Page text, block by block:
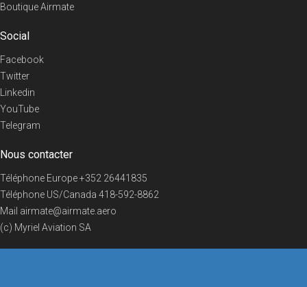
Boutique Airmate
Social
Facebook
Twitter
Linkedin
YouTube
Telegram
Nous contacter
Téléphone Europe+352 26441835
Téléphone US/Canada 418-592-8862
Mail airmate@airmate.aero
(c) Myriel Aviation SA